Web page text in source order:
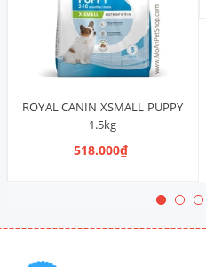
ROYAL CANIN XSMALL PUPPY
1.5kg
518.000₫